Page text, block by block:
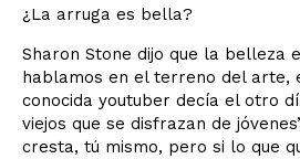
¿La arruga es bella?
Sharon Stone dijo que la belleza
hablamos en el terreno del arte,
conocida youtuber decía el otro
viejos que se disfrazan de
cresta, tú mismo, pero si lo que